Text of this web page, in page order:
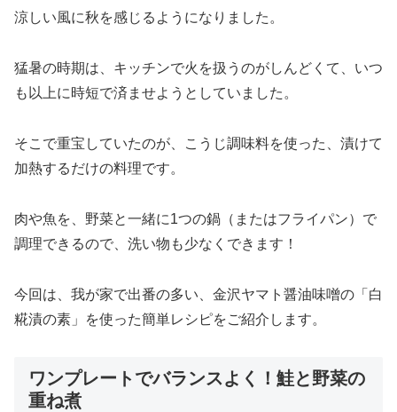
涼しい風に秋を感じるようになりました。
猛暑の時期は、キッチンで火を扱うのがしんどくて、いつ
も以上に時短で済ませようとしていました。
そこで重宝していたのが、こうじ調味料を使った、漬けて
加熱するだけの料理です。
肉や魚を、野菜と一緒に1つの鍋（またはフライパン）で
調理できるので、洗い物も少なくできます！
今回は、我が家で出番の多い、金沢ヤマト醤油味噌の「白
糀漬の素」を使った簡単レシピをご紹介します。
ワンプレートでバランスよく！鮭と野菜の
重ね煮